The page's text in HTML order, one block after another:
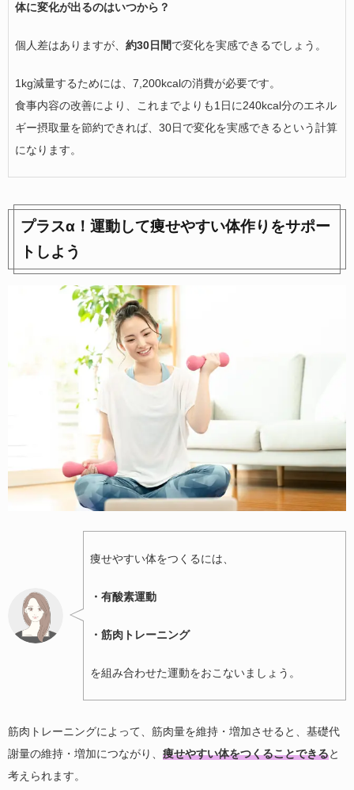
体に変化が出るのはいつから？
個人差はありますが、 約30日間で変化を実感できるでしょう。
1kg減量するためには、7,200kcalの消費が必要です。
食事内容の改善により、これまでよりも1日に240kcal分のエネル
ギー摂取量を節約できれば、30日で変化を実感できるという計算
になります。
プラスα！運動して痩せやすい体作りをサポー
トしよう
痩せやすい体をつくるには、
・ 有酸素運動
・ 筋肉トレーニング
を組み合わせた運動をおこないましょう。
筋肉トレーニングによって、筋肉量を維持・増加させると、基礎代
謝量の維持・増加につながり、 痩せやすい体をつくることできると
考えられます。